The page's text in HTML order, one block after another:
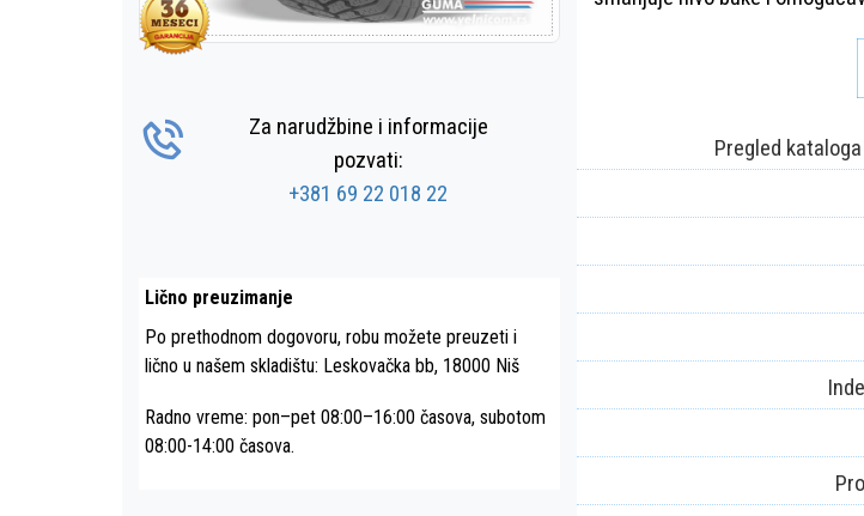
Za narudžbine i informacije
pozvati:
+381 69 22 018 22
Lično preuzimanje
Po prethodnom dogovoru, robu možete preuzeti i
lično u našem skladištu: Leskovačka bb, 18000 Niš
Radno vreme: pon–pet 08:00–16:00 časova, subotom
08:00-14:00 časova.
Pregled